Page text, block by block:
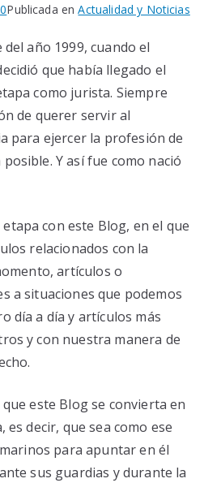
Publicada enActualidad y Noticias
año 1999, cuando el
que había llegado el
como jurista. Siempre
de querer servir al
para ejercer la profesión de
Y así fue como nació
con este Blog, en el que
relacionados con la
artículos o
a situaciones que podemos
día a día y artículos más
y con nuestra manera de
este Blog se convierta en
decir, que sea como ese
para apuntar en él
sus guardias y durante la